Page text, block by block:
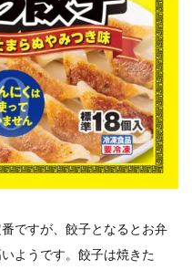
ですが、餃子となるとお弁
ようです。餃子は焼きた